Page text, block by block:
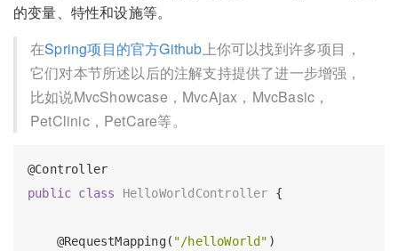
的变量、特性和设施等。
在Spring项目的官方Github上你可以找到许多项目，
它们对本节所述以后的注解支持提供了进一步增强，
比如说MvcShowcase，MvcAjax，MvcBasic，
PetClinic，PetCare等。
@Controller
public class HelloWorldController {
@RequestMapping( "/helloWorld" )